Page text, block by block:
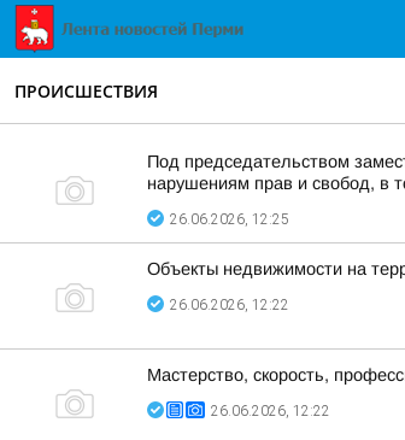
ПРОИСШЕСТВИЯ
Под председательством
нарушениям прав и свобод, в
26.06.2026, 12:25
Объекты недвижимости на
26.06.2026, 12:22
Мастерство, скорость,
26.06.2026, 12:22